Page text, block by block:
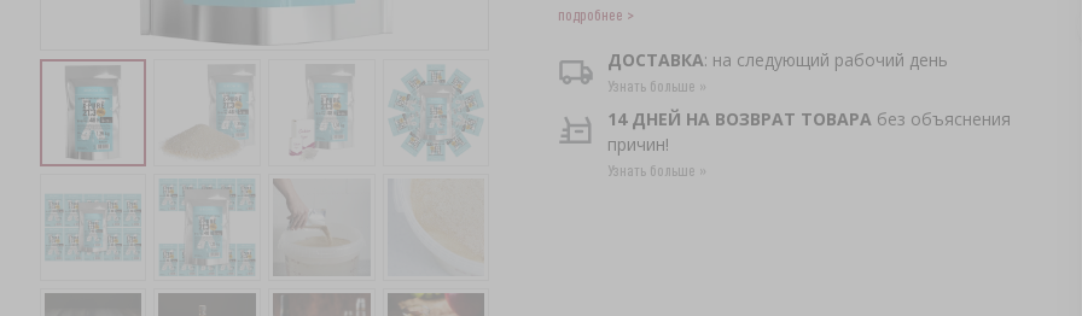
подробнее >
ДОСТАВКА: на следующий рабочий день
Узнать больше »
14 ДНЕЙ НА ВОЗВРАТ ТОВАРА без объяснения
причин!
Узнать больше »